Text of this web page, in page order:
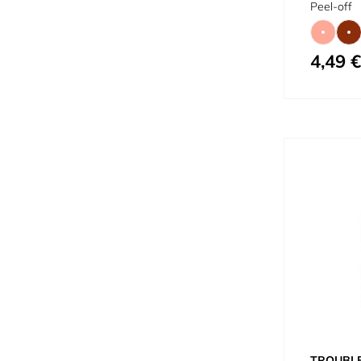
Peel-off
À partir de
4,49 €